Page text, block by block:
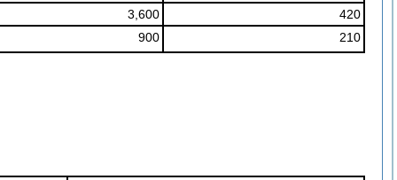
3,600
420
900
210